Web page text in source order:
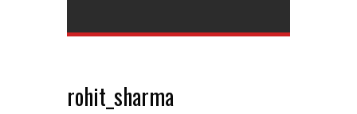
rohit_sharma